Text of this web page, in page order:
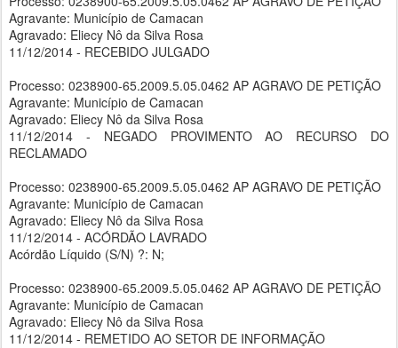
Agravante: Município de Camacan
Agravado: Eliecy Nô da Silva Rosa
11/12/2014 - RECEBIDO JULGADO
Processo: 0238900-65.2009.5.05.0462 AP AGRAVO DE PETIÇÃO
Agravante: Município de Camacan
Agravado: Eliecy Nô da Silva Rosa
11/12/2014 - NEGADO PROVIMENTO AO RECURSO DO
RECLAMADO
Processo: 0238900-65.2009.5.05.0462 AP AGRAVO DE PETIÇÃO
Agravante: Município de Camacan
Agravado: Eliecy Nô da Silva Rosa
11/12/2014 - ACÓRDÃO LAVRADO
Acórdão Líquido (S/N) ?: N;
Processo: 0238900-65.2009.5.05.0462 AP AGRAVO DE PETIÇÃO
Agravante: Município de Camacan
Agravado: Eliecy Nô da Silva Rosa
11/12/2014 - REMETIDO AO SETOR DE INFORMAÇÃO